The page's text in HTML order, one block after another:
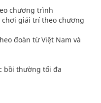
chương trình
giải trí theo chương
đoàn từ Việt Nam và
bồi thường tối đa